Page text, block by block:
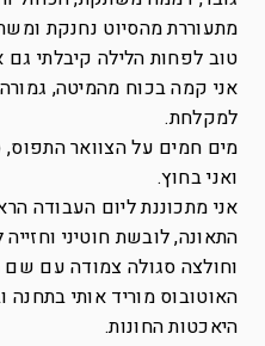
מתעוררת מהסיוט נחנקת
טוב לפחות הלילה קיבלתי
אני קמה בכוח מהמיטה,
למקלחת.
מים חמים על הצוואר התפוס,
ואני בחוץ.
אני מתכוננת ליום העבודה
התאונה, לובשת חוטיני
וחולצה סגולה צמודה עם
האוטובוס מוריד אותי בתחנה
היאכטות החונות.